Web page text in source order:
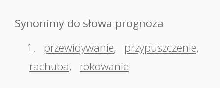
Synonimy do słowa prognoza
1.
przewidywanie, przypuszczenie,
rachuba, rokowanie